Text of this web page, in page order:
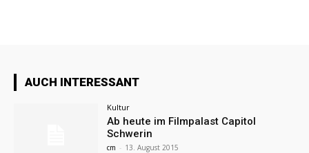
AUCH INTERESSANT
Kultur
Ab heute im Filmpalast Capitol
Schwerin
cm - 13. August 2015